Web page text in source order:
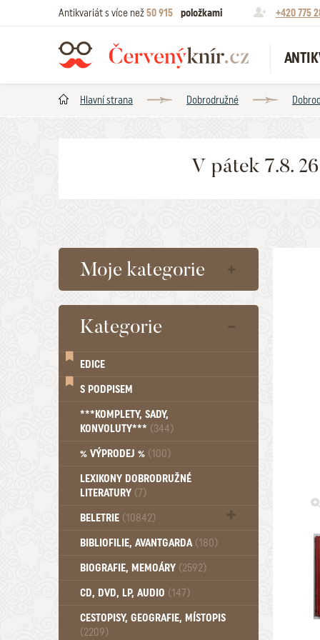
Antikvariát s více než50 915 položkami +420 775
Hlavní strana Dobrodružné
V pátek 7.8.
Moje kategorie
Kategorie
EDICE
S PODPISEM
***KOMPLETY, SADY,
KONVOLUTY*** (344)
% VÝPRODEJ % (100)
LEXIKONY DOBRODRUŽNÉ
LITERATURY (7)
BELETRIE (10842)
Beletrie - Historická (1388)
Beletrie - Povídky (1758)
Beletrie - Válečné romány (489)
Beletrie - Ženské a dívčí romány
(1522)
BIBLIOFILIE, AVANTGARDA (180)
BIOGRAFIE, MEMOÁRY (2592)
CD, DVD, LP, AUDIO (147)
CESTOPISY, GEOGRAFIE, MÍSTOPIS
(2209)